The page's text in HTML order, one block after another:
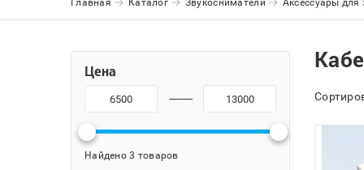
Цена
Найдено 3 товаров